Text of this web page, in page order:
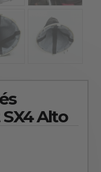
Alto